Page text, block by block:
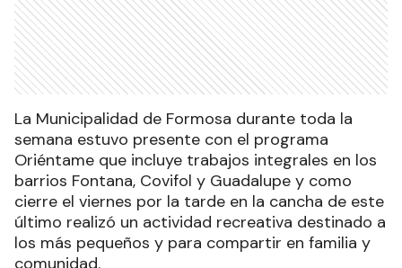
La Municipalidad de Formosa durante toda la
semana estuvo presente con el programa
Oriéntame que incluye trabajos integrales en los
barrios Fontana, Covifol y Guadalupe y como
cierre el viernes por la tarde en la cancha de este
último realizó un actividad recreativa destinado a
los más pequeños y para compartir en familia y